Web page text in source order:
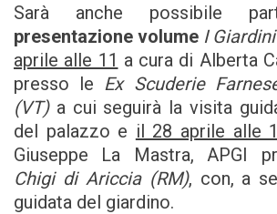
Sarà anche possibile
presentazione volume I
aprile alle 11 a cura di Alberta
presso le Ex Scuderie
(VT)a cui seguirà la visita
del palazzo e il 28 aprile alle
Giuseppe La Mastra, APGI
Chigi di Ariccia (RM), con, a
guidata del giardino.